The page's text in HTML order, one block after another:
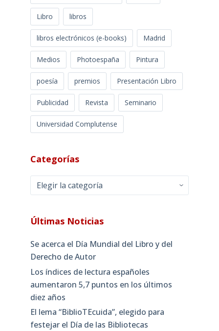
Libro libros
libros electrónicos (e-books) Madrid
Medios Photoespaña Pintura
poesía premios Presentación Libro
Publicidad Revista Seminario
Universidad Complutense
Categorías
Categorías
Últimas Noticias
Se acerca el Día Mundial del Libro y del
Derecho de Autor
Los índices de lectura españoles
aumentaron 5,7 puntos en los últimos
diez años
El lema “BiblioTEcuida”, elegido para
festejar el Día de las Bibliotecas